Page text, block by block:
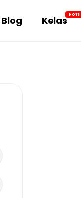
Blog Kelas HOTS